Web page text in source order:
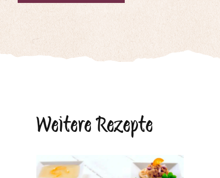
Weitere Rezepte